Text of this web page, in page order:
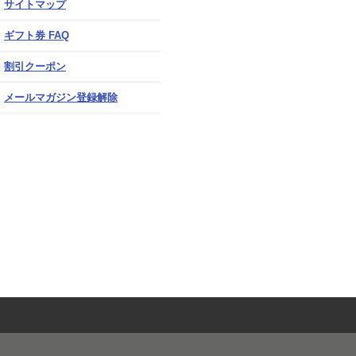
サイトマップ
ギフト券 FAQ
割引クーポン
メールマガジン登録解除